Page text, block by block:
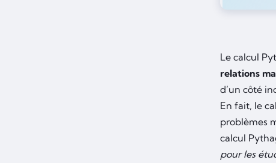
Le calcul
relations
d’un côté
En fait, le
problèmes
calcul
pour les